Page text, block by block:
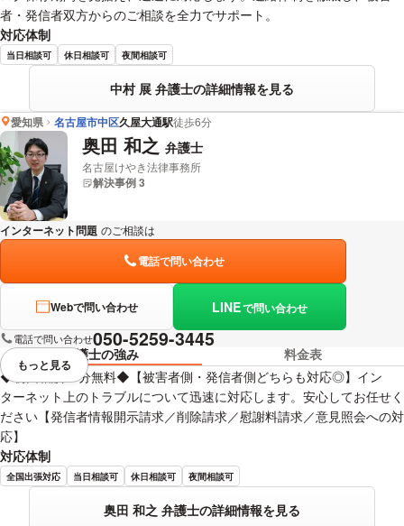
者・発信者双方からのご相談を全力でサポート。
対応体制
当日相談可 休日相談可 夜間相談可
中村 展 弁護士の詳細情報を見る
愛知県 名古屋市中区久屋大通駅徒歩6分
奥田 和之 弁護士
名古屋けやき法律事務所
解決事例 3
インターネット問題 のご相談は
電話で問い合わせ
Webで問い合わせ LINEで問い合わせ
電話で問い合わせ050-5259-3445
弁護士の強み
料金表
◆初回相談30分無料◆【被害者側・発信者側どちらも対応◎】イン
ターネット上のトラブルについて迅速に対応します。安心してお任せく
ださい【発信者情報開示請求／削除請求／慰謝料請求／意見照会への対
応】
対応体制
全国出張対応 当日相談可 休日相談可 夜間相談可
奥田 和之 弁護士の詳細情報を見る
視覚的に省略されている要素を
もっと見る